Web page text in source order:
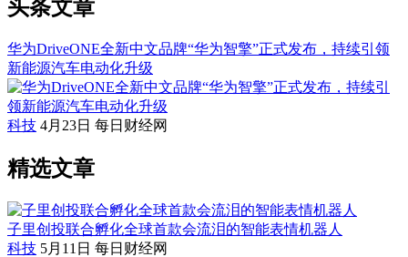
头条文章
华为DriveONE全新中文品牌“华为智擎”正式发布，持续引领
新能源汽车电动化升级
科技 4月23日 每日财经网
精选文章
子里创投联合孵化全球首款会流泪的智能表情机器人
科技 5月11日 每日财经网